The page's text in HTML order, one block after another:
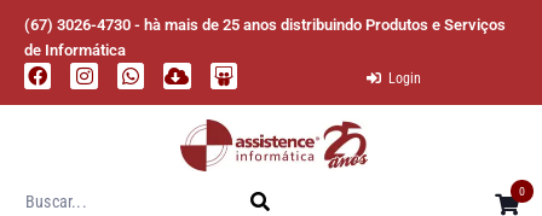
(67) 3026-4730 - hà mais de 25 anos distribuindo Produtos e Serviços
de Informática
Login
0